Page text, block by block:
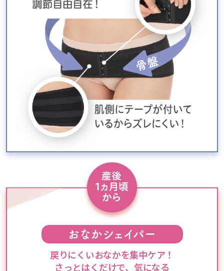
戻りにくいおなかを集中ケア！
さっとはくだけで、気になる